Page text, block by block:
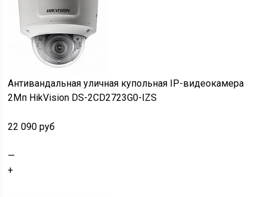
Антивандальная уличная купольная IP-видеокамера
2Мп HikVision DS-2CD2723G0-IZS
22 090 руб
—
+